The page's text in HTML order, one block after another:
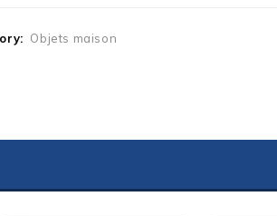
Objets maison